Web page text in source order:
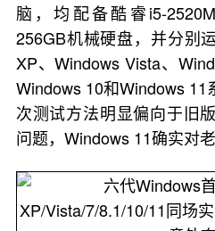
脑，均配备酷睿i5-
256GB机械硬盘，并分别
XP、Windows Vista、
Windows 10和Windows
次测试方法明显偏向于旧
问题，Windows 11确实对